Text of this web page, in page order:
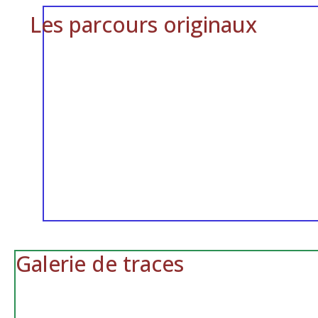
Les parcours originaux
Galerie de traces